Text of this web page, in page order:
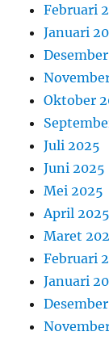
Februari
Januari
Oktober
Juli 2025
Juni 2025
Mei 2025
April 2025
Maret
Februari
Januari